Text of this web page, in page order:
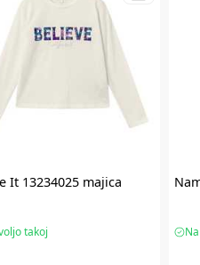
It13234025 majica
takoj